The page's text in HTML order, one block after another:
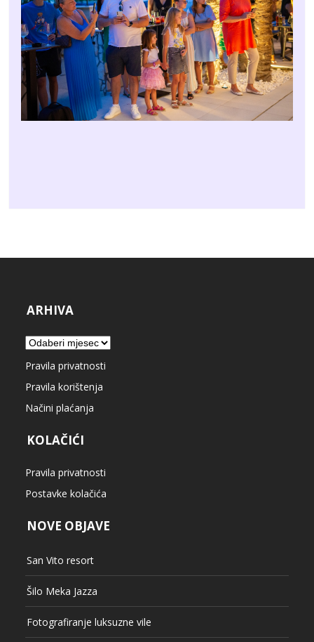
ARHIVA
Arhiva
Pravila privatnosti
Pravila korištenja
Načini plaćanja
KOLAČIĆI
Pravila privatnosti
Postavke kolačića
NOVE OBJAVE
San Vito resort
Šilo Meka Jazza
Fotografiranje luksuzne vile